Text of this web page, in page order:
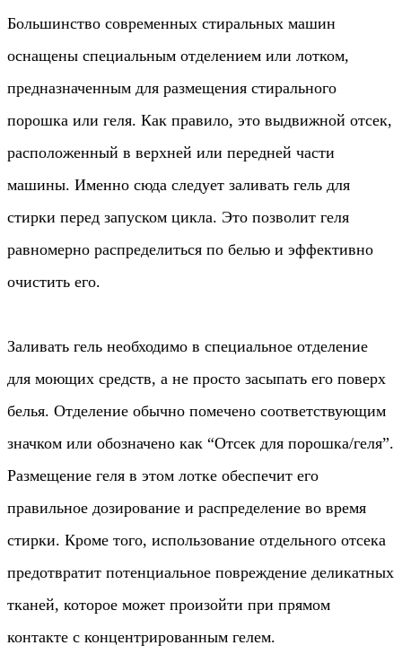
Большинство современных стиральных машин
оснащены специальным отделением или лотком,
предназначенным для размещения стирального
порошка или геля. Как правило, это выдвижной отсек,
расположенный в верхней или передней части
машины. Именно сюда следует заливать гель для
стирки перед запуском цикла. Это позволит геля
равномерно распределиться по белью и эффективно
очистить его.
Заливать гель необходимо в специальное отделение
для моющих средств, а не просто засыпать его поверх
белья. Отделение обычно помечено соответствующим
значком или обозначено как “Отсек для порошка/геля”.
Размещение геля в этом лотке обеспечит его
правильное дозирование и распределение во время
стирки. Кроме того, использование отдельного отсека
предотвратит потенциальное повреждение деликатных
тканей, которое может произойти при прямом
контакте с концентрированным гелем.